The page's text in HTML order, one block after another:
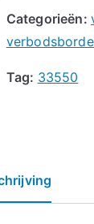
Categorieën:
Tag: 33550